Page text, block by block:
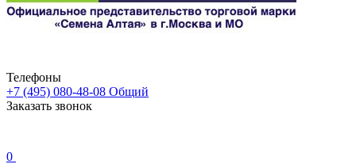
Телефоны
+7 (495) 080-48-08 Общий
Заказать звонок
0